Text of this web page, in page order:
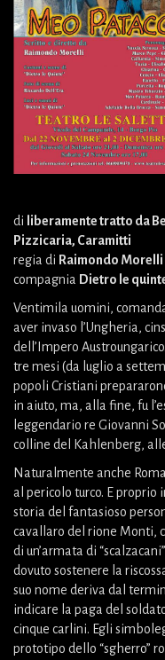
di liberamente tratto da
Pizzicaria, Caramitti
regia di Raimondo Morelli
compagnia Dietro le
Ventimila uomini,
aver invaso l’Ungheria,
dell’Impero
tre mesi (da luglio a
popoli Cristiani
in aiuto, ma, alla fine, fu
leggendario re Giovanni
colline del Kahlenberg,
Naturalmente anche
al pericolo turco. E proprio
storia del fantasioso
cavallaro del rione Monti,
di un’armata di
dovuto sostenere la
suo nome deriva dal
indicare la paga del
cinque carlini. Egli
prototipo dello “sgherro”